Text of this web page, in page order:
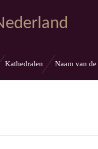
Kathedralen Naam van de